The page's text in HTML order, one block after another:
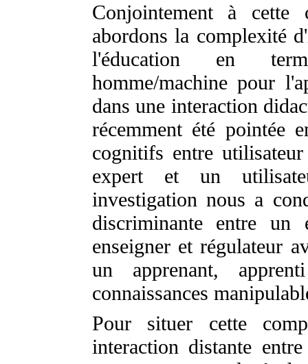
Conjointement à cette
abordons la complexité
l'éducation en
homme/machine pour
dans une interaction
récemment été pointée
cognitifs entre
expert et un
investigation nous a
discriminante entre un
enseigner et régulateur
un apprenant,
connaissances
Pour situer cette
interaction distante